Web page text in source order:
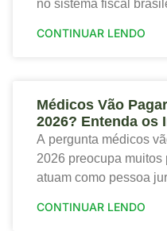
no sistema fiscal
setor de saúde.
CONTINUAR LENDO
Médicos Vão
2026? Entenda os
A pergunta médicos
2026 preocupa
atuam como pessoa
mudanças
CONTINUAR LENDO